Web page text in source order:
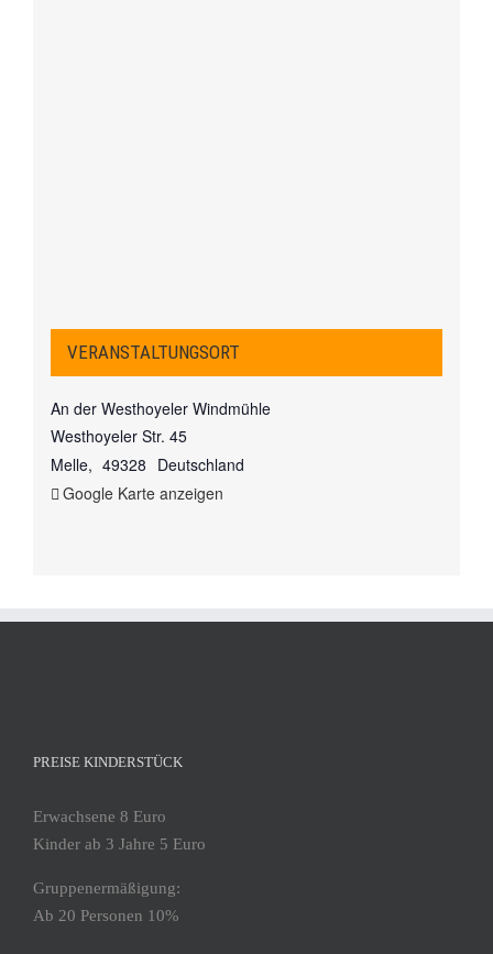
VERANSTALTUNGSORT
An der Westhoyeler Windmühle
Westhoyeler Str. 45
Melle, 49328 Deutschland
Google Karte anzeigen
PREISE KINDERSTÜCK
Erwachsene 8 Euro
Kinder ab 3 Jahre 5 Euro
Gruppenermäßigung:
Ab 20 Personen 10%